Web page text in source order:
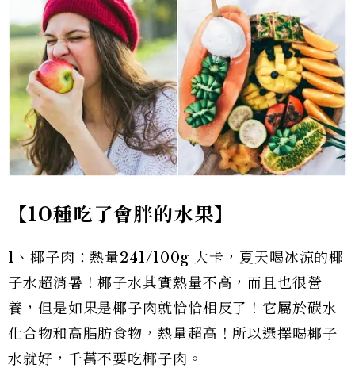
【10種吃了會胖的水果】
1、椰子肉：熱量241/100g 大卡，夏天喝冰涼的椰
子水超消暑！椰子水其實熱量不高，而且也很營
養，但是如果是椰子肉就恰恰相反了！它屬於碳水
化合物和高脂肪食物，熱量超高！所以選擇喝椰子
水就好，千萬不要吃椰子肉。